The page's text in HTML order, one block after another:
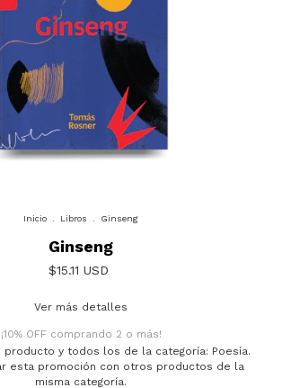
Inicio Libros Ginseng
Ginseng
$15.11 USD
Ver más detalles
¡10% OFF comprando 2 o más!
producto y todos los de la categoría: Poesía.
esta promoción con otros productos de la
misma categoría.